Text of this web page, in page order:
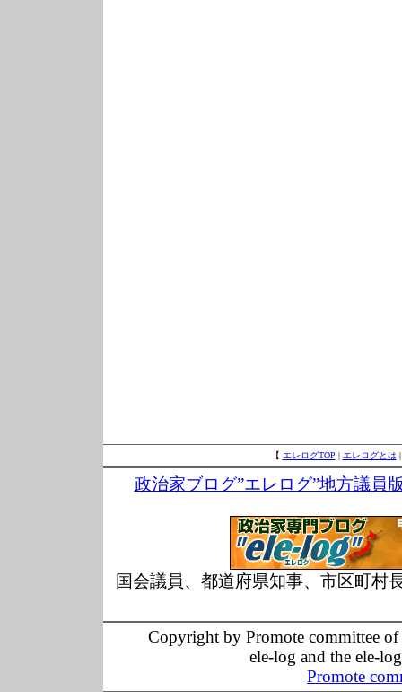
【 エレログTOP | エレログとは
政治家ブログ”エレログ”地方議員
国会議員、都道府県知事、市区町村
Copyright by Promote committee
ele-log and the ele-
Promote